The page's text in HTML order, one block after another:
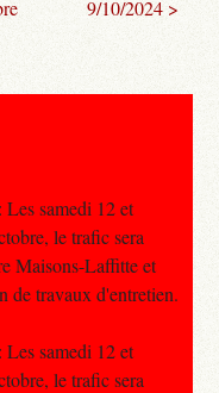
9/10/2024 >
: Les samedi 12 et
le trafic sera
Maisons-Laffitte et
de travaux d'entretien.
: Les samedi 12 et
le trafic sera